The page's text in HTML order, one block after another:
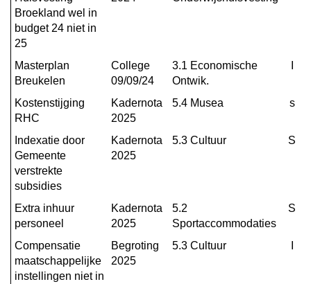
van
begroting
2025
versus
2024
Broekland wel in
budget 24 niet in
25
Masterplan
Breukelen
College
09/09/24
3.1 Economische
Ontwik.
Kostenstijging
RHC
Kadernota
2025
5.4 Musea s
Indexatie door
Gemeente
verstrekte
subsidies
Kadernota
2025
5.3 Cultuur S
Extra inhuur
personeel
Kadernota
2025
5.2
Sportaccommodaties
S
Compensatie
maatschappelijke
instellingen niet in
Begroting
2025
5.3 Cultuur